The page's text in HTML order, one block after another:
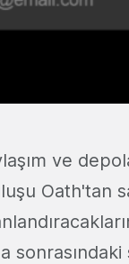
ve
Oath'tan